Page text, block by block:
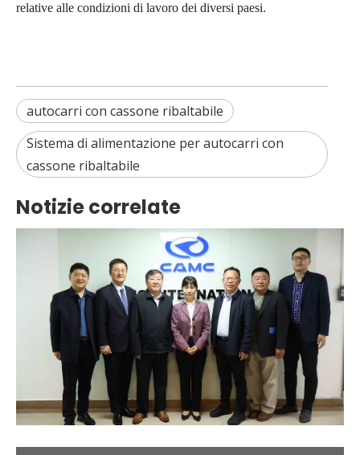
relative alle condizioni di lavoro dei diversi paesi.
autocarri con cassone ribaltabile
Sistema di alimentazione per autocarri con
cassone ribaltabile
Notizie correlate